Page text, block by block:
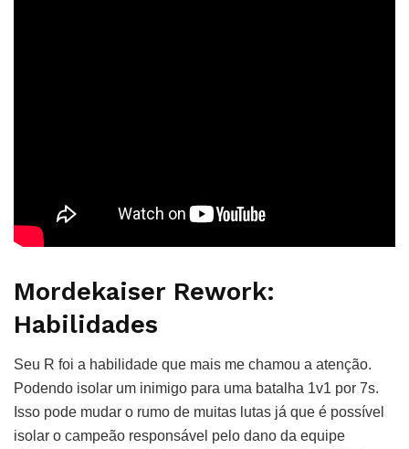
Mordekaiser Rework:
Habilidades
Seu R foi a habilidade que mais me chamou a atenção.
Podendo isolar um inimigo para uma batalha 1v1 por 7s.
Isso pode mudar o rumo de muitas lutas já que é possível
isolar o campeão responsável pelo dano da equipe